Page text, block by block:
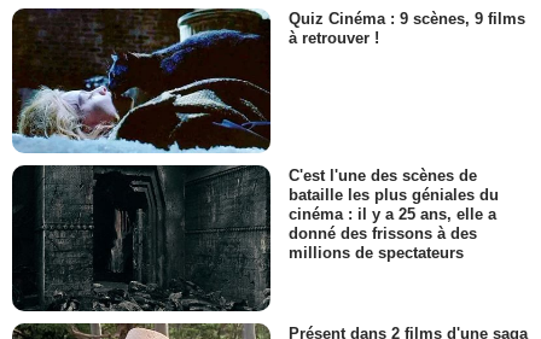
Quiz Cinéma : 9 scènes, 9 films
à retrouver !
C'est l'une des scènes de
bataille les plus géniales du
cinéma : il y a 25 ans, elle a
donné des frissons à des
millions de spectateurs
Présent dans 2 films d'une saga